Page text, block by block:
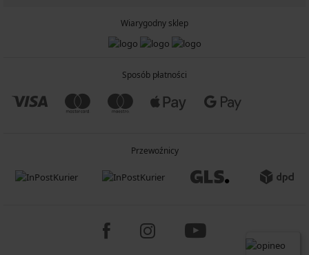
Wiarygodny sklep
Sposób płatności
Przewoźnicy